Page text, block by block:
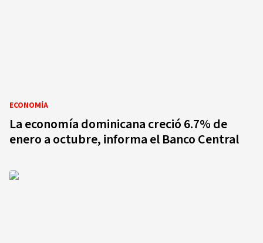
ECONOMÍA
La economía dominicana creció 6.7% de
enero a octubre, informa el Banco Central